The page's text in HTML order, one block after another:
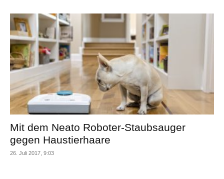
Mit dem Neato Roboter-Staubsauger
gegen Haustierhaare
26. Juli 2017, 9:03